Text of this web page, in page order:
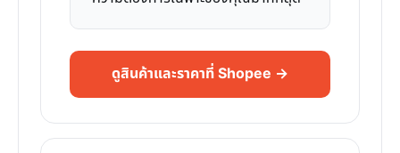
ดูสินค้าและราคาที่ Shopee →